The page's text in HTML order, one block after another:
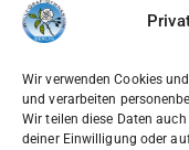
Wir verwenden Cookies
und verarbeiten
Wir teilen diese Daten
deiner Einwilligung oder
Besuchen Sie